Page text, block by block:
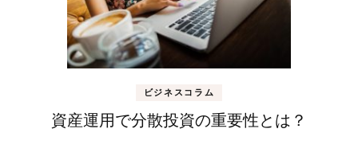
ビジネスコラム
資産運用で分散投資の重要性とは？